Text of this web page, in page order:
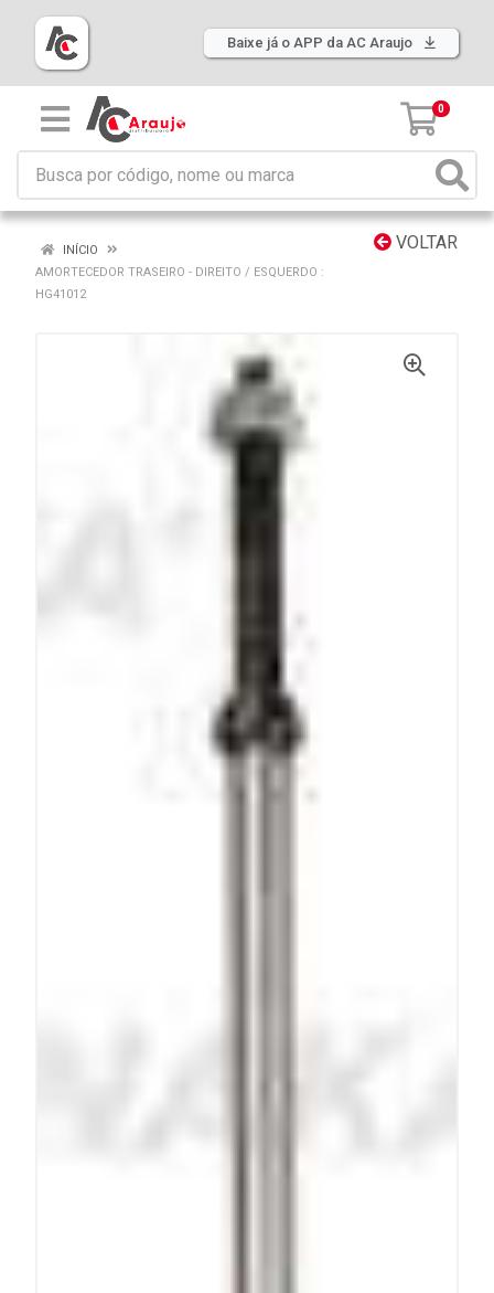
Baixe já o APP da AC Araujo
0
VOLTAR
INÍCIO
AMORTECEDOR TRASEIRO - DIREITO / ESQUERDO :
HG41012